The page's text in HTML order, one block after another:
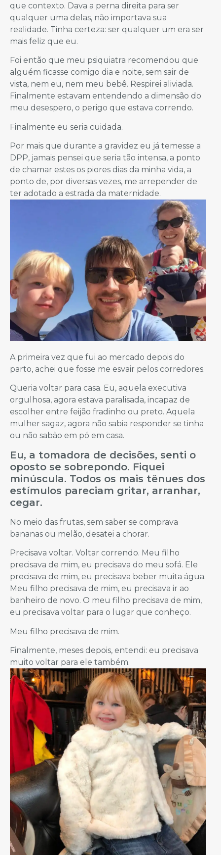
que contexto. Dava a perna direita para ser
qualquer uma delas, não importava sua
realidade. Tinha certeza: ser qualquer um era ser
mais feliz que eu.
Foi então que meu psiquiatra recomendou que
alguém ficasse comigo dia e noite, sem sair de
vista, nem eu, nem meu bebê. Respirei aliviada.
Finalmente estavam entendendo a dimensão do
meu desespero, o perigo que estava correndo.
Finalmente eu seria cuidada.
Por mais que durante a gravidez eu já temesse a
DPP, jamais pensei que seria tão intensa, a ponto
de chamar estes os piores dias da minha vida, a
ponto de, por diversas vezes, me arrepender de
ter adotado a estrada da maternidade.
A primeira vez que fui ao mercado depois do
parto, achei que fosse me esvair pelos corredores.
Queria voltar para casa. Eu, aquela executiva
orgulhosa, agora estava paralisada, incapaz de
escolher entre feijão fradinho ou preto. Aquela
mulher sagaz, agora não sabia responder se tinha
ou não sabão em pó em casa.
Eu, a tomadora de decisões, senti o
oposto se sobrepondo. Fiquei
minúscula. Todos os mais tênues dos
estímulos pareciam gritar, arranhar,
cegar.
No meio das frutas, sem saber se comprava
bananas ou melão, desatei a chorar.
Precisava voltar. Voltar correndo. Meu filho
precisava de mim, eu precisava do meu sofá. Ele
precisava de mim, eu precisava beber muita água.
Meu filho precisava de mim, eu precisava ir ao
banheiro de novo. O meu filho precisava de mim,
eu precisava voltar para o lugar que conheço.
Meu filho precisava de mim.
Finalmente, meses depois, entendi: eu precisava
muito voltar para ele também.